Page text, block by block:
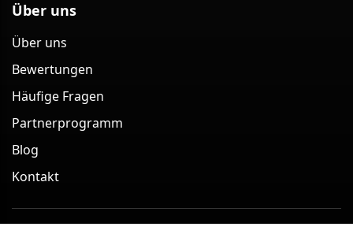
Über uns
Über uns
Bewertungen
Häufige Fragen
Partnerprogramm
Blog
Kontakt
Minivan Berlin – Minivan-Transfer-Service in Berlin